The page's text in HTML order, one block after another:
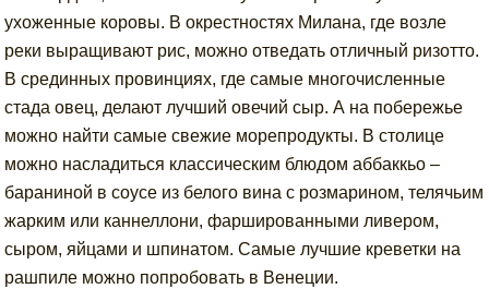
ухоженные коровы. В окрестностях Милана, где возле
реки выращивают рис, можно отведать отличный ризотто.
В срединных провинциях, где самые многочисленные
стада овец, делают лучший овечий сыр. А на побережье
можно найти самые свежие морепродукты. В столице
можно насладиться классическим блюдом аббаккьо –
бараниной в соусе из белого вина с розмарином, телячьим
жарким или каннеллони, фаршированными ливером,
сыром, яйцами и шпинатом. Самые лучшие креветки на
рашпиле можно попробовать в Венеции.